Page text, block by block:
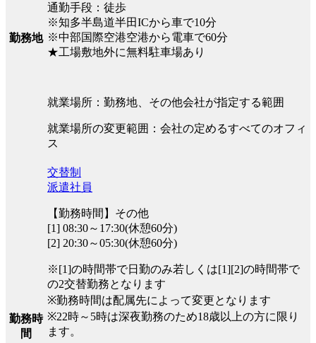
勤務地
通勤手段：徒歩
※知多半島道半田ICから車で10分
※中部国際空港空港から電車で60分
★工場敷地外に無料駐車場あり
就業場所：勤務地、その他会社が指定する範囲
就業場所の変更範囲：会社の定めるすべてのオフィ
ス
勤務時
間
交替制
派遣社員
【勤務時間】その他
[1] 08:30～17:30(休憩60分)
[2] 20:30～05:30(休憩60分)
※[1]の時間帯で日勤のみ若しくは[1][2]の時間帯で
の2交替勤務となります
※勤務時間は配属先によって変更となります
※22時～5時は深夜勤務のため18歳以上の方に限り
ます。